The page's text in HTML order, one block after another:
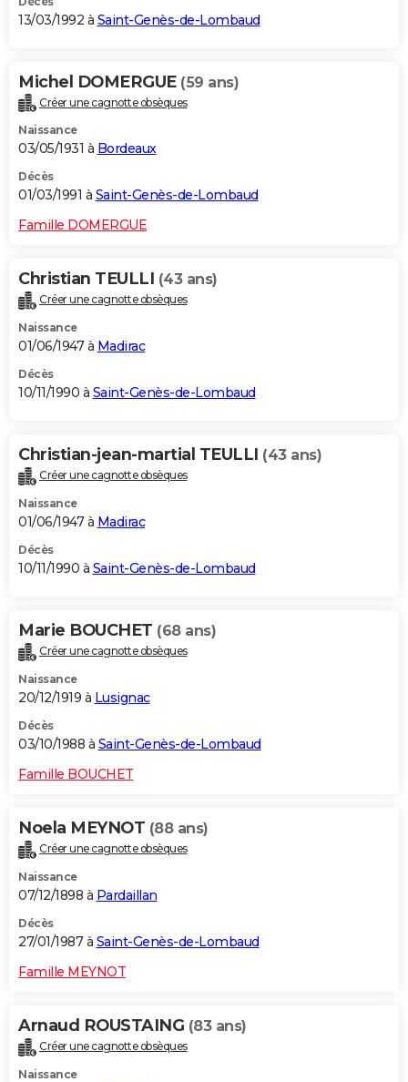
13/03/1992 à Saint-Genès-de-Lombaud
Michel DOMERGUE (59 ans)
Créer une cagnotte obsèques
Naissance
03/05/1931 à Bordeaux
Décès
01/03/1991 à Saint-Genès-de-Lombaud
Famille DOMERGUE
Christian TEULLI (43 ans)
Créer une cagnotte obsèques
Naissance
01/06/1947 à Madirac
Décès
10/11/1990 à Saint-Genès-de-Lombaud
Christian-jean-martial TEULLI (43 ans)
Créer une cagnotte obsèques
Naissance
01/06/1947 à Madirac
Décès
10/11/1990 à Saint-Genès-de-Lombaud
Marie BOUCHET (68 ans)
Créer une cagnotte obsèques
Naissance
20/12/1919 à Lusignac
Décès
03/10/1988 à Saint-Genès-de-Lombaud
Famille BOUCHET
Noela MEYNOT (88 ans)
Créer une cagnotte obsèques
Naissance
07/12/1898 à Pardaillan
Décès
27/01/1987 à Saint-Genès-de-Lombaud
Famille MEYNOT
Arnaud ROUSTAING (83 ans)
Créer une cagnotte obsèques
Naissance